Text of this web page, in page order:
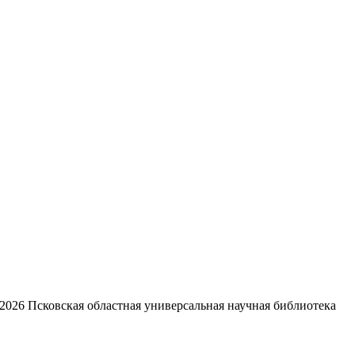
2026 Псковская областная универсальная научная библиотека